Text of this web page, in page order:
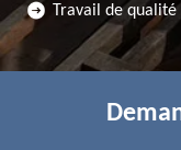
Travail de qualité